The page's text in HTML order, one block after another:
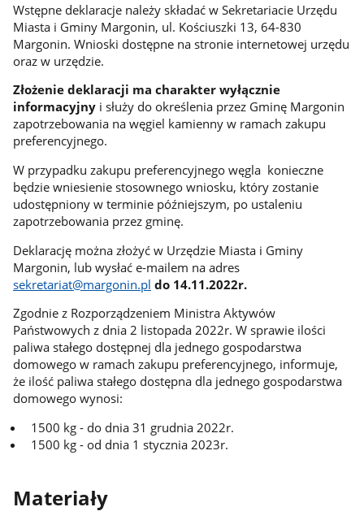
Wstępne deklaracje należy składać w Sekretariacie Urzędu
Miasta i Gminy Margonin, ul. Kościuszki 13, 64-830
Margonin. Wnioski dostępne na stronie internetowej urzędu
oraz w urzędzie.
Złożenie deklaracji ma charakter wyłącznie
informacyjnyi służy do określenia przez Gminę Margonin
zapotrzebowania na węgiel kamienny w ramach zakupu
preferencyjnego.
W przypadku zakupu preferencyjnego węgla konieczne
będzie wniesienie stosownego wniosku, który zostanie
udostępniony w terminie późniejszym, po ustaleniu
zapotrzebowania przez gminę.
Deklarację można złożyć w Urzędzie Miasta i Gminy
Margonin, lub wysłać e-mailem na adres
sekretariat@margonin.pl do 14.11.2022r.
Zgodnie z Rozporządzeniem Ministra Aktywów
Państwowych z dnia 2 listopada 2022r. W sprawie ilości
paliwa stałego dostępnej dla jednego gospodarstwa
domowego w ramach zakupu preferencyjnego, informuje,
że ilość paliwa stałego dostępna dla jednego gospodarstwa
domowego wynosi:
1500 kg - do dnia 31 grudnia 2022r.
1500 kg - od dnia 1 stycznia 2023r.
Materiały